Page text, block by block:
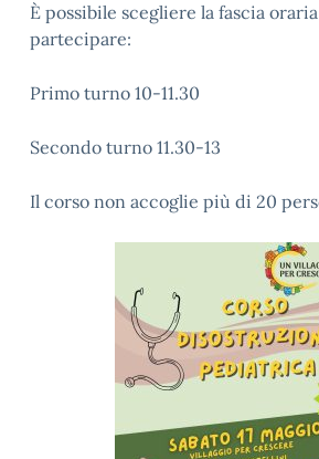
È possibile scegliere la fascia
partecipare:
Primo turno 10-11.30
Secondo turno 11.30-13
Il corso non accoglie più di 20